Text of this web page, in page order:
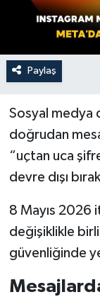
Paylaş
Sosyal medya
doğrudan
“uçtan uca
devre dışı
8 Mayıs 2026
değişiklikle
güvenliğinde